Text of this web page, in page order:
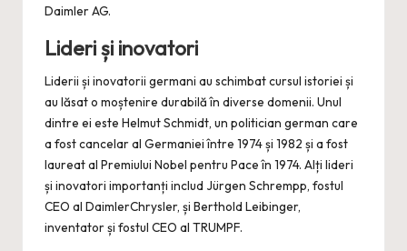
Daimler AG.
Lideri și inovatori
Liderii și inovatorii germani au schimbat cursul istoriei și
au lăsat o moștenire durabilă în diverse domenii. Unul
dintre ei este Helmut Schmidt, un politician german care
a fost cancelar al Germaniei între 1974 și 1982 și a fost
laureat al Premiului Nobel pentru Pace în 1974. Alți lideri
și inovatori importanți includ Jürgen Schrempp, fostul
CEO al DaimlerChrysler, și Berthold Leibinger,
inventator și fostul CEO al TRUMPF.